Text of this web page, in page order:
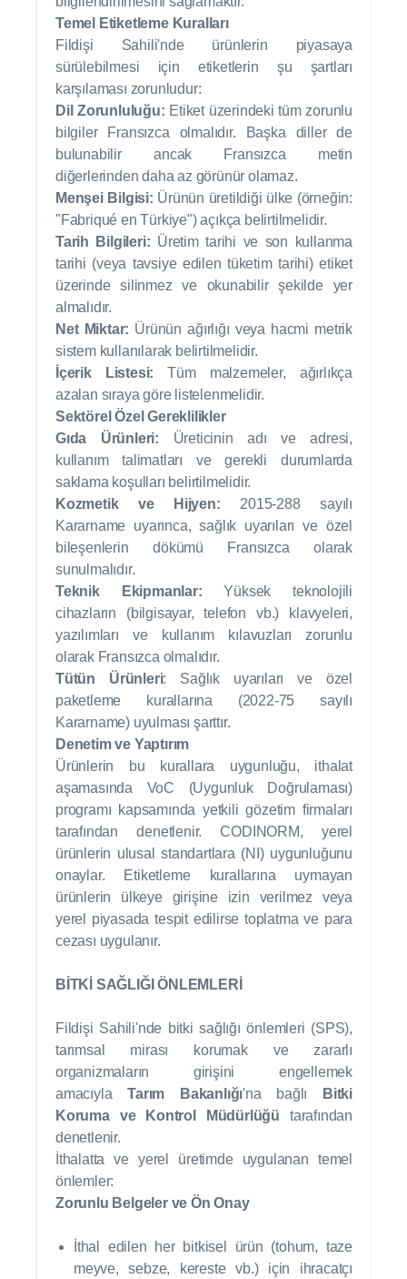
Temel Etiketleme Kuralları
Fildişi Sahili'nde ürünlerin piyasaya
sürülebilmesi için etiketlerin şu şartları
karşılaması zorunludur:
Dil Zorunluluğu: Etiket üzerindeki tüm zorunlu
bilgiler Fransızca olmalıdır. Başka diller de
bulunabilir ancak Fransızca metin
diğerlerinden daha az görünür olamaz.
Menşei Bilgisi: Ürünün üretildiği ülke (örneğin:
"Fabriqué en Türkiye") açıkça belirtilmelidir.
Tarih Bilgileri: Üretim tarihi ve son kullanma
tarihi (veya tavsiye edilen tüketim tarihi) etiket
üzerinde silinmez ve okunabilir şekilde yer
almalıdır.
Net Miktar: Ürünün ağırlığı veya hacmi metrik
sistem kullanılarak belirtilmelidir.
İçerik Listesi: Tüm malzemeler, ağırlıkça
azalan sıraya göre listelenmelidir.
Sektörel Özel Gereklilikler
Gıda Ürünleri: Üreticinin adı ve adresi,
kullanım talimatları ve gerekli durumlarda
saklama koşulları belirtilmelidir.
Kozmetik ve Hijyen: 2015-288 sayılı
Kararname uyarınca, sağlık uyarıları ve özel
bileşenlerin dökümü Fransızca olarak
sunulmalıdır.
Teknik Ekipmanlar: Yüksek teknolojili
cihazların (bilgisayar, telefon vb.) klavyeleri,
yazılımları ve kullanım kılavuzları zorunlu
olarak Fransızca olmalıdır.
Tütün Ürünleri: Sağlık uyarıları ve özel
paketleme kurallarına (2022-75 sayılı
Kararname) uyulması şarttır.
Denetim ve Yaptırım
Ürünlerin bu kurallara uygunluğu, ithalat
aşamasında VoC (Uygunluk Doğrulaması)
programı kapsamında yetkili gözetim firmaları
tarafından denetlenir. CODINORM, yerel
ürünlerin ulusal standartlara (NI) uygunluğunu
onaylar. Etiketleme kurallarına uymayan
ürünlerin ülkeye girişine izin verilmez veya
yerel piyasada tespit edilirse toplatma ve para
cezası uygulanır.
BİTKİ SAĞLIĞI ÖNLEMLERİ
Fildişi Sahili'nde bitki sağlığı önlemleri (SPS),
tarımsal mirası korumak ve zararlı
organizmaların girişini engellemek
amacıylaTarım Bakanlığı'na bağlı
Bitki
Koruma ve Kontrol Müdürlüğü tarafından
denetlenir.
İthalatta ve yerel üretimde uygulanan temel
önlemler:
Zorunlu Belgeler ve Ön Onay
İthal edilen her bitkisel ürün (tohum, taze
meyve, sebze, kereste vb.) için ihracatçı